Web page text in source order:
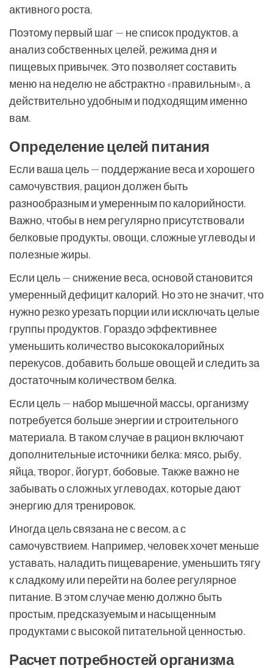
активного роста.
Поэтому первый шаг — не список продуктов, а
анализ собственных целей, режима дня и
пищевых привычек. Это позволяет составить
меню на неделю не абстрактно «правильным», а
действительно удобным и подходящим именно
вам.
Определение целей питания
Если ваша цель — поддержание веса и хорошего
самочувствия, рацион должен быть
разнообразным и умеренным по калорийности.
Важно, чтобы в нем регулярно присутствовали
белковые продукты, овощи, сложные углеводы и
полезные жиры.
Если цель — снижение веса, основой становится
умеренный дефицит калорий. Но это не значит, что
нужно резко урезать порции или исключать целые
группы продуктов. Гораздо эффективнее
уменьшить количество высококалорийных
перекусов, добавить больше овощей и следить за
достаточным количеством белка.
Если цель — набор мышечной массы, организму
потребуется больше энергии и строительного
материала. В таком случае в рацион включают
дополнительные источники белка: мясо, рыбу,
яйца, творог, йогурт, бобовые. Также важно не
забывать о сложных углеводах, которые дают
энергию для тренировок.
Иногда цель связана не с весом, а с
самочувствием. Например, человек хочет меньше
уставать, наладить пищеварение, уменьшить тягу
к сладкому или перейти на более регулярное
питание. В этом случае меню должно быть
простым, предсказуемым и насыщенным
продуктами с высокой питательной ценностью.
Расчет потребностей организма